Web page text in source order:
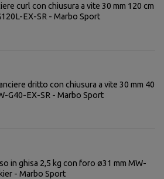
curl con chiusura a vite 30 mm 120 cm
EX-SR - Marbo Sport
dritto con chiusura a vite 30 mm 40
G40-EX-SR - Marbo Sport
in ghisa 2,5 kg con foro ø31 mm MW-
- Marbo Sport